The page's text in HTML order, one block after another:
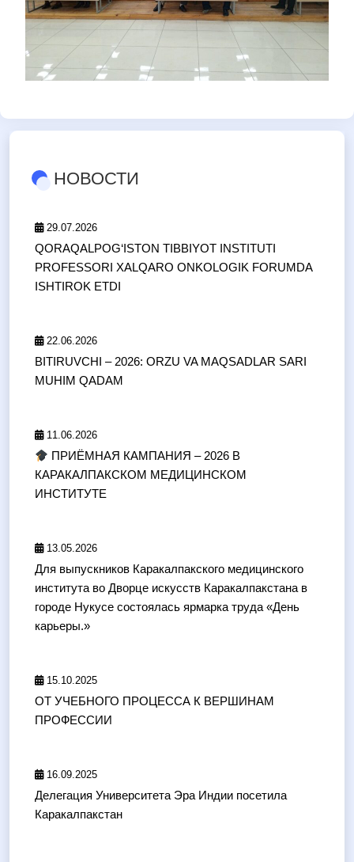
НОВОСТИ
29.07.2026
QORAQALPOG‘ISTON TIBBIYOT INSTITUTI
PROFESSORI XALQARO ONKOLOGIK FORUMDA
ISHTIROK ETDI
22.06.2026
BITIRUVCHI – 2026: ORZU VA MAQSADLAR SARI
MUHIM QADAM
11.06.2026
ПРИЁМНАЯ КАМПАНИЯ – 2026 В
КАРАКАЛПАКСКОМ МЕДИЦИНСКОМ
ИНСТИТУТЕ
13.05.2026
Для выпускников Каракалпакского медицинского
института во Дворце искусств Каракалпакстана в
городе Нукусе состоялась ярмарка труда «День
карьеры.»
15.10.2025
ОТ УЧЕБНОГО ПРОЦЕССА К ВЕРШИНАМ
ПРОФЕССИИ
16.09.2025
Делегация Университета Эра Индии посетила
Каракалпакстан